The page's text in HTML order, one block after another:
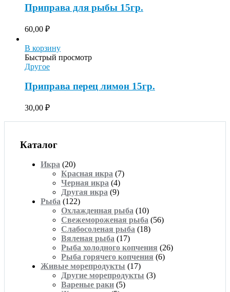
Приправа для рыбы 15гр.
60,00 ₽
В корзину
Быстрый просмотр
Другое
Приправа перец лимон 15гр.
30,00 ₽
Каталог
Икра (20)
Красная икра (7)
Черная икра (4)
Другая икра (9)
Рыба (122)
Охлажденная рыба (10)
Свежемороженая рыба (56)
Слабосоленая рыба (18)
Вяленая рыба (17)
Рыба холодного копчения (26)
Рыба горячего копчения (6)
Живые морепродукты (17)
Другие морепродукты (3)
Вареные раки (5)